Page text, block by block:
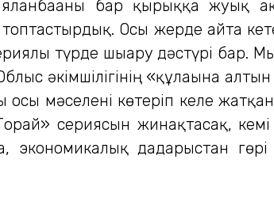
бар қырыққа жуық
Осы жерде айта
түрде шығару дәстүрі бар.
әкімшілігінің «құлағына алтын
мәселені көтеріп келе
сериясын жинақтасақ,
дағдарыстан гөрі